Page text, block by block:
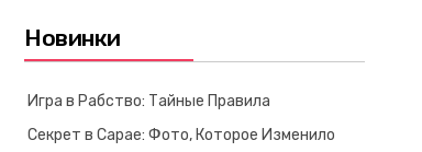
Новинки
Игра в Рабство: Тайные Правила
Секрет в Сарае: Фото, Которое Изменило